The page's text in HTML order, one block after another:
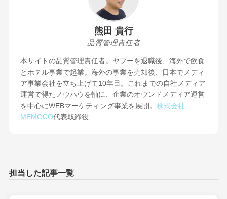
熊田 貴行
品質管理責任者
本サイトの品質管理責任者。ヤフーを退職後、海外で飲食
とホテル事業で起業。海外の事業を売却後、日本でメディ
ア事業会社を立ち上げて10年目。これまでの自社メディア
運営で得たノウハウを軸に、企業のオウンドメディア運営
を中心にWEBマーケティング事業を展開。株式会社
MEMOCO代表取締役